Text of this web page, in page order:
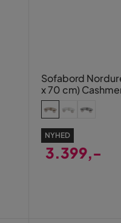
Sofabord
x 70 cm)
NYHED
3.399,-